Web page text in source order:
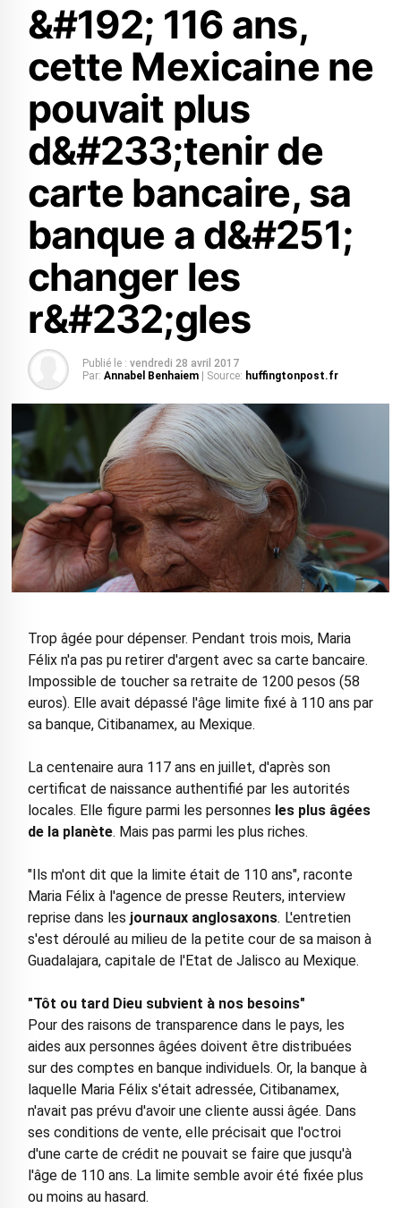
&#192; 116 ans,
cette Mexicaine ne
pouvait plus
d&#233;tenir de
carte bancaire, sa
banque a d&#251;
changer les
r&#232;gles
Publié le : vendredi 28 avril 2017
Par: Annabel Benhaiem | Source: huffingtonpost.fr
Trop âgée pour dépenser. Pendant trois mois, Maria
Félix n'a pas pu retirer d'argent avec sa carte bancaire.
Impossible de toucher sa retraite de 1200 pesos (58
euros). Elle avait dépassé l'âge limite fixé à 110 ans par
sa banque, Citibanamex, au Mexique.
La centenaire aura 117 ans en juillet, d'après son
certificat de naissance authentifié par les autorités
locales. Elle figure parmi les personnes les plus âgées
de la planète. Mais pas parmi les plus riches.
"Ils m'ont dit que la limite était de 110 ans", raconte
Maria Félix à l'agence de presse Reuters, interview
reprise dans les journaux anglosaxons. L'entretien
s'est déroulé au milieu de la petite cour de sa maison à
Guadalajara, capitale de l'Etat de Jalisco au Mexique.
"Tôt ou tard Dieu subvient à nos besoins"
Pour des raisons de transparence dans le pays, les
aides aux personnes âgées doivent être distribuées
sur des comptes en banque individuels. Or, la banque à
laquelle Maria Félix s'était adressée, Citibanamex,
n'avait pas prévu d'avoir une cliente aussi âgée. Dans
ses conditions de vente, elle précisait que l'octroi
d'une carte de crédit ne pouvait se faire que jusqu'à
l'âge de 110 ans. La limite semble avoir été fixée plus
ou moins au hasard.